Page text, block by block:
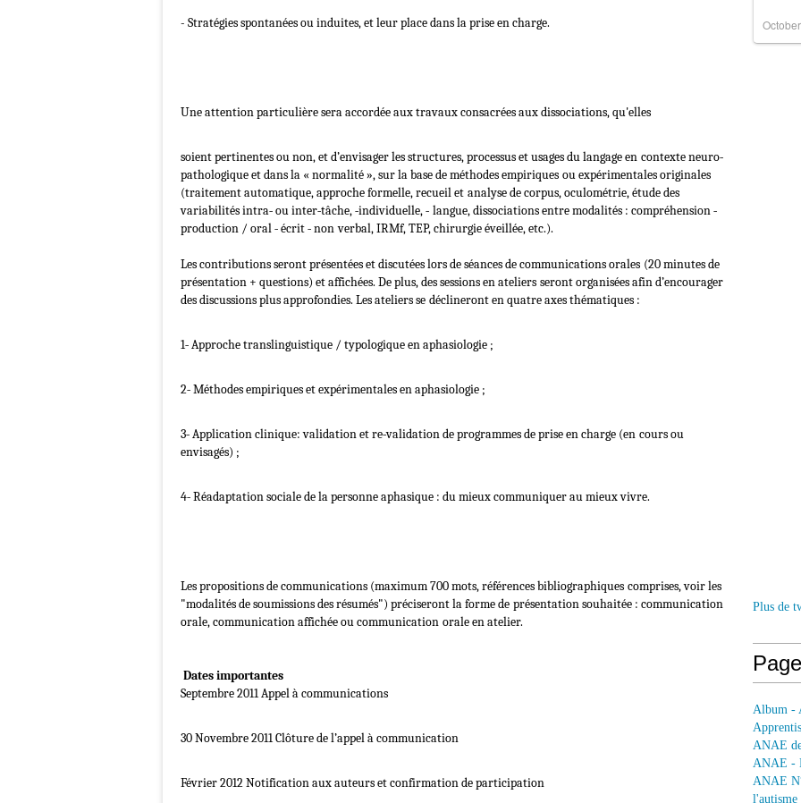
- Stratégies spontanées ou induites, et leur place dans la prise en charge.
Une attention particulière sera accordée aux travaux consacrées aux dissociations, qu'elles
soient pertinentes ou non, et d’envisager les structures, processus et usages du langage en contexte neuro‐
pathologique et dans la « normalité », sur la base de méthodes empiriques ou expérimentales originales
(traitement automatique, approche formelle, recueil et analyse de corpus, oculométrie, étude des
variabilités intra‐ ou inter‐tâche, ‐individuelle, ‐ langue, dissociations entre modalités : compréhension ‐
production / oral ‐ écrit ‐ non verbal, IRMf, TEP, chirurgie éveillée, etc.).
Les contributions seront présentées et discutées lors de séances de communications orales (20 minutes de
présentation + questions) et affichées. De plus, des sessions en ateliers seront organisées afin d’encourager
des discussions plus approfondies. Les ateliers se déclineront en quatre axes thématiques :
1‐ Approche translinguistique / typologique en aphasiologie ;
2‐ Méthodes empiriques et expérimentales en aphasiologie ;
3‐ Application clinique: validation et re‐validation de programmes de prise en charge (en cours ou
envisagés) ;
4‐ Réadaptation sociale de la personne aphasique : du mieux communiquer au mieux vivre.
Les propositions de communications (maximum 700 mots, références bibliographiques comprises, voir les
"modalités de soumissions des résumés") préciseront la forme de présentation souhaitée : communication
orale, communication affichée ou communication orale en atelier.
Dates importantes
Septembre 2011 Appel à communications
30 Novembre 2011 Clôture de l’appel à communication
Février 2012 Notification aux auteurs et confirmation de participation
Plus de
Album -
ANAE
ANAE -
ANAE
l'autisme